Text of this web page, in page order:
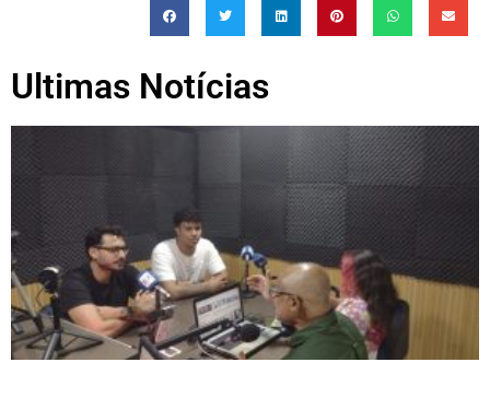
Ultimas Notícias